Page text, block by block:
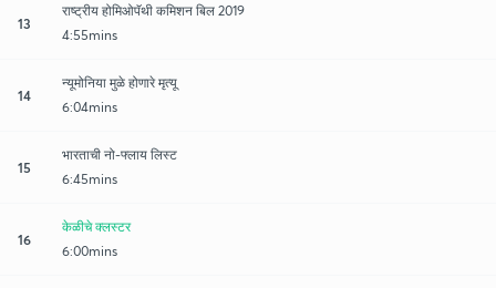
13
राष्ट्रीय होमिओपॅथी कमिशन बिल 2019
4:55mins
14
न्यूमोनिया मुळे होणारे मृत्यू
6:04mins
15
भारताची नो-फ्लाय लिस्ट
6:45mins
16
केळीचे क्लस्टर
6:00mins